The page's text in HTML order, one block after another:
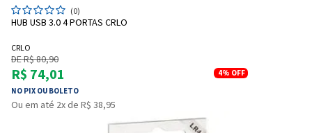
(0)
HUB USB 3.0 4 PORTAS CRLO
CRLO
DE R$ 80,90
R$ 74,01
NO PIX OU BOLETO
4% OFF
Ou em até 2x de R$ 38,95